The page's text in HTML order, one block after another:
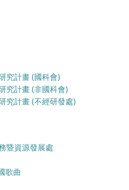
究計畫 (國科會)
究計畫 (非國科會)
究計畫 (不經研發處)
暨資源發展處
歌曲